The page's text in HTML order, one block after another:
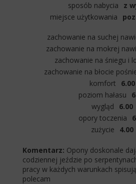
sposób nabycia
z
miejsce użytkowania
zachowanie na suchej
zachowanie na mokrej
zachowanie na śniegu i
zachowanie na błocie
komfort
6.00
poziom hałasu
wygląd
6.00
opory toczenia
zużycie
4.00
Komentarz: Opony doskonale
codziennej jeździe po
pracy w każdych warunkach
polecam